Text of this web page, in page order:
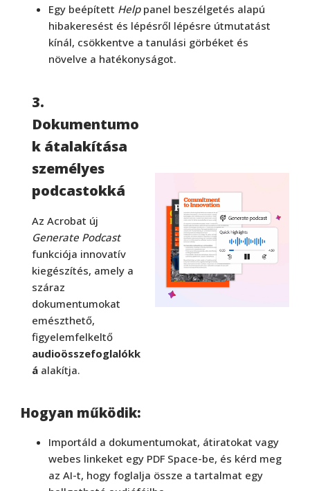
Egy beépített Helppanel beszélgetés alapú
hibakeresést és lépésről lépésre útmutatást
kínál, csökkentve a tanulási görbéket és
növelve a hatékonyságot.
3.
Dokumentumo
k átalakítása
személyes
podcastokká
Az Acrobat új
Generate Podcast
funkciója innovatív
kiegészítés, amely a
száraz
dokumentumokat
emészthető,
figyelemfelkeltő
audioösszefoglalókk
áalakítja.
Hogyan működik:
Importáld a dokumentumokat, átiratokat vagy
webes linkeket egy PDF Space-be, és kérd meg
az AI-t, hogy foglalja össze a tartalmat egy